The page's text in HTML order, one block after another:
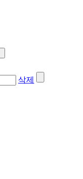
삭제